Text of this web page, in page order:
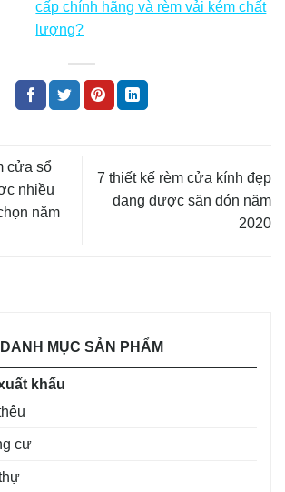
DANH MỤC SẢN PHẨM
khẩu
cư
cấp chính hãng và rèm vải kém chất
lượng?
cửa sổ
nhiều
năm
7 thiết kế rèm cửa kính đẹp
đang được săn đón năm
2020